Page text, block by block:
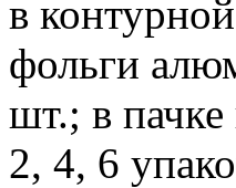
в
фольги
шт.; в
2, 4, 6